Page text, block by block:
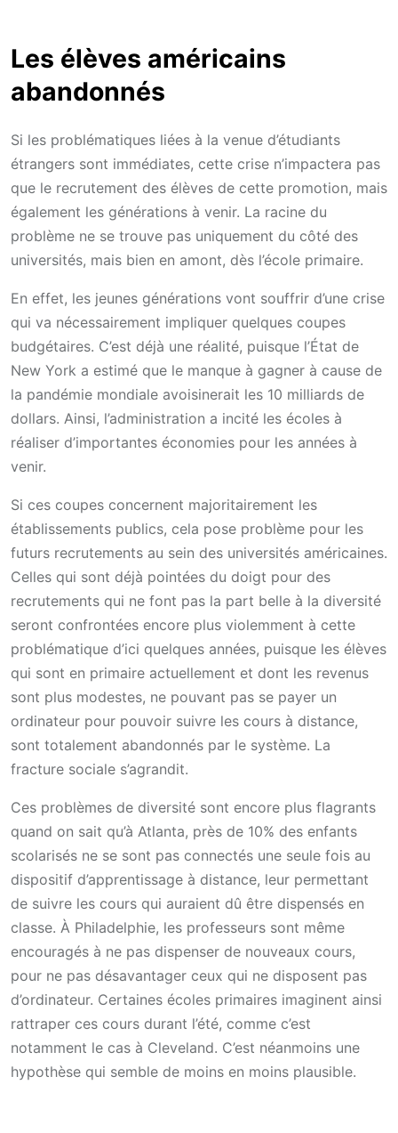
Les élèves américains
abandonnés
Si les problématiques liées à la venue d’étudiants
étrangers sont immédiates, cette crise n’impactera pas
que le recrutement des élèves de cette promotion, mais
également les générations à venir. La racine du
problème ne se trouve pas uniquement du côté des
universités, mais bien en amont, dès l’école primaire.
En effet, les jeunes générations vont souffrir d’une crise
qui va nécessairement impliquer quelques coupes
budgétaires. C’est déjà une réalité, puisque l’État de
New York a estimé que le manque à gagner à cause de
la pandémie mondiale avoisinerait les 10 milliards de
dollars. Ainsi, l’administration a incité les écoles à
réaliser d’importantes économies pour les années à
venir.
Si ces coupes concernent majoritairement les
établissements publics, cela pose problème pour les
futurs recrutements au sein des universités américaines.
Celles qui sont déjà pointées du doigt pour des
recrutements qui ne font pas la part belle à la diversité
seront confrontées encore plus violemment à cette
problématique d’ici quelques années, puisque les élèves
qui sont en primaire actuellement et dont les revenus
sont plus modestes, ne pouvant pas se payer un
ordinateur pour pouvoir suivre les cours à distance,
sont totalement abandonnés par le système. La
fracture sociale s’agrandit.
Ces problèmes de diversité sont encore plus flagrants
quand on sait qu’à Atlanta, près de 10% des enfants
scolarisés ne se sont pas connectés une seule fois au
dispositif d’apprentissage à distance, leur permettant
de suivre les cours qui auraient dû être dispensés en
classe. À Philadelphie, les professeurs sont même
encouragés à ne pas dispenser de nouveaux cours,
pour ne pas désavantager ceux qui ne disposent pas
d’ordinateur. Certaines écoles primaires imaginent ainsi
rattraper ces cours durant l’été, comme c’est
notamment le cas à Cleveland. C’est néanmoins une
hypothèse qui semble de moins en moins plausible.